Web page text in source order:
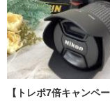
【トレポ7倍キャンペ